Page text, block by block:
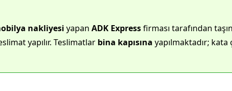
nakliyesi yapan ADK Expressfirması tarafından
yapılır. Teslimatlar bina kapısına yapılmaktadır; kata